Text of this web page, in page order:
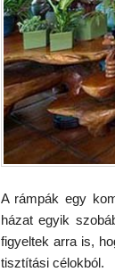
A rámpák egy
házat egyik
figyeltek arra is,
tisztítási célokból.